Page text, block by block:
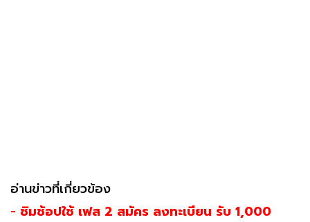
อ่านข่าวที่เกี่ยวข้อง
- ชิมช้อปใช้ เฟส 2 สมัคร ลงทะเบียน รับ 1,000